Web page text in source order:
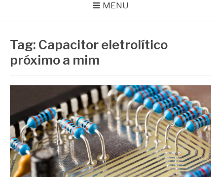
MENU
Tag: Capacitor eletrolítico
próximo a mim